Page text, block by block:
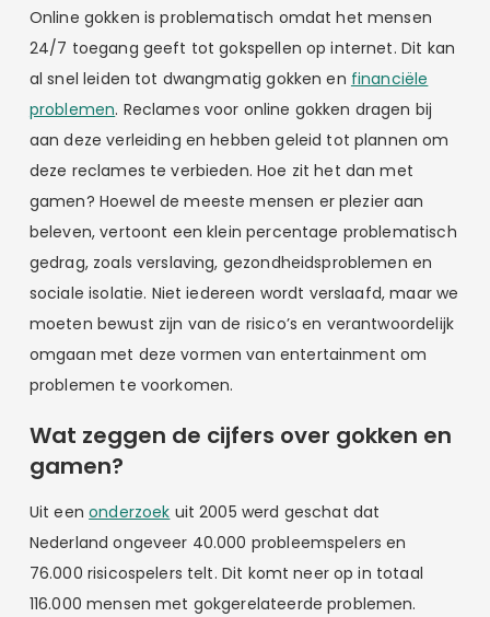
Online gokken is problematisch omdat het mensen
24/7 toegang geeft tot gokspellen op internet. Dit kan
al snel leiden tot dwangmatig gokken en financiële
problemen. Reclames voor online gokken dragen bij
aan deze verleiding en hebben geleid tot plannen om
deze reclames te verbieden. Hoe zit het dan met
gamen? Hoewel de meeste mensen er plezier aan
beleven, vertoont een klein percentage problematisch
gedrag, zoals verslaving, gezondheidsproblemen en
sociale isolatie. Niet iedereen wordt verslaafd, maar we
moeten bewust zijn van de risico’s en verantwoordelijk
omgaan met deze vormen van entertainment om
problemen te voorkomen.
Wat zeggen de cijfers over gokken en
gamen?
Uit eenonderzoek uit 2005 werd geschat dat
Nederland ongeveer 40.000 probleemspelers en
76.000 risicospelers telt. Dit komt neer op in totaal
116.000 mensen met gokgerelateerde problemen.